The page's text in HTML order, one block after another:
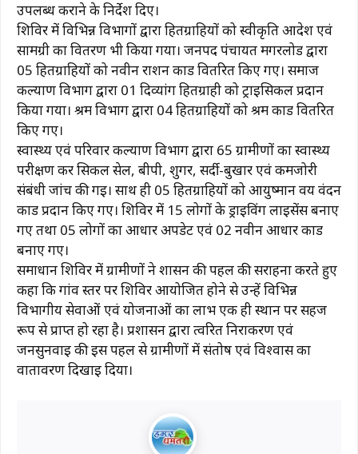
उपलब्ध कराने के निर्देश दिए।
शिविर में विभिन्न विभागों द्वारा हितग्राहियों को स्वीकृति आदेश एवं
सामग्री का वितरण भी किया गया। जनपद पंचायत मगरलोड द्वारा
05 हितग्राहियों को नवीन राशन कार्ड वितरित किए गए। समाज
कल्याण विभाग द्वारा 01 दिव्यांग हितग्राही को ट्राईसिकल प्रदान
किया गया। श्रम विभाग द्वारा 04 हितग्राहियों को श्रम कार्ड वितरित
किए गए।
स्वास्थ्य एवं परिवार कल्याण विभाग द्वारा 65 ग्रामीणों का स्वास्थ्य
परीक्षण कर सिकल सेल, बीपी, शुगर, सर्दी-बुखार एवं कमजोरी
संबंधी जांच की गई। साथ ही 05 हितग्राहियों को आयुष्मान वय वंदन
कार्ड प्रदान किए गए। शिविर में 15 लोगों के ड्राइविंग लाइसेंस बनाए
गए तथा 05 लोगों का आधार अपडेट एवं 02 नवीन आधार कार्ड
बनाए गए।
समाधान शिविर में ग्रामीणों ने शासन की पहल की सराहना करते हुए
कहा कि गांव स्तर पर शिविर आयोजित होने से उन्हें विभिन्न
विभागीय सेवाओं एवं योजनाओं का लाभ एक ही स्थान पर सहज
रूप से प्राप्त हो रहा है। प्रशासन द्वारा त्वरित निराकरण एवं
जनसुनवाई की इस पहल से ग्रामीणों में संतोष एवं विश्वास का
वातावरण दिखाई दिया।